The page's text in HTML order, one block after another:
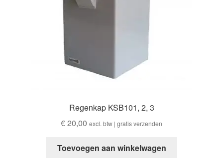
Regenkap KSB101, 2, 3
€20,00 excl. btw | gratis verzenden
Toevoegen aan winkelwagen